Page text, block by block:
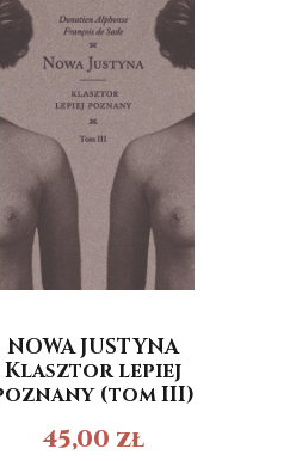
NOWA JUSTYNA
Klasztor lepiej
(tom III)
45,00 zł